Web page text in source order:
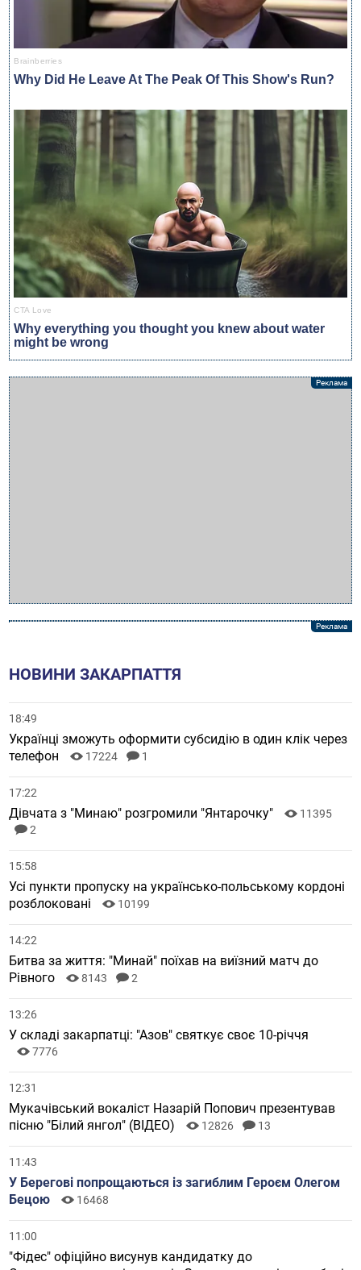
НОВИНИ ЗАКАРПАТТЯ
18:49
Українці зможуть оформити субсидію в один клік через
телефон
17224 1
17:22
Дівчата з "Минаю" розгромили "Янтарочку"
11395
2
15:58
Усі пункти пропуску на українсько-польському кордоні
розблоковані
10199
14:22
Битва за життя: "Минай" поїхав на виїзний матч до
Рівного
8143 2
13:26
У складі закарпатці: "Азов" святкує своє 10-річчя
7776
12:31
Мукачівський вокаліст Назарій Попович презентував
пісню "Білий янгол" (ВІДЕО)
12826 13
11:43
У Берегові попрощаються із загиблим Героєм Олегом
Бецою
16468
11:00
"Фідес" офіційно висунув кандидатку до